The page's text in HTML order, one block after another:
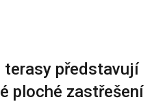
terasy představují
ploché zastřešení